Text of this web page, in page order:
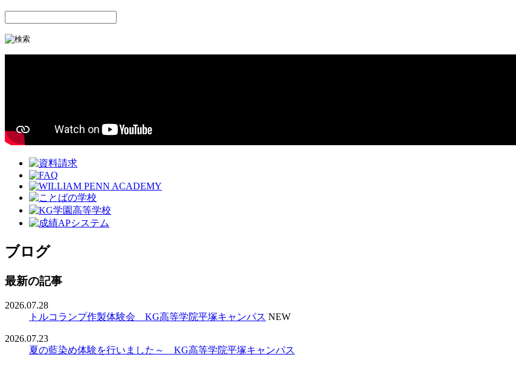
ブログ
最新の記事
2026.07.28
トルコランプ作製体験会 KG高等学院平塚キャンパス NEW
2026.07.23
夏の藍染め体験を行いました～ KG高等学院平塚キャンパス